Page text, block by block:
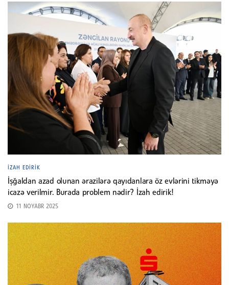
İZAH EDIRIK
İşğaldan azad olunan ərazilərə qayıdanlara öz evlərini tikməyə
icazə verilmir. Burada problem nədir? İzah edirik!
11 NOYABR 2025